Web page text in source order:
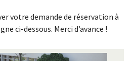
votre demande de réservation à
ci-dessous. Merci d’avance !